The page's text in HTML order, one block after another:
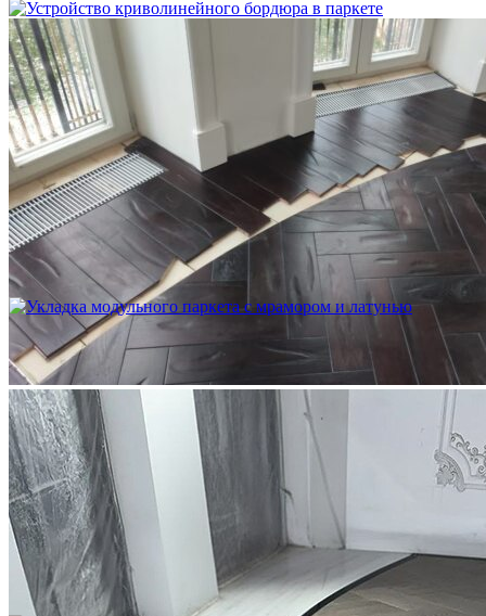
Устройство криволинейного бордюра в паркете
2 500 ₽
Укладка модульного паркета с мрамором и латунью
3 500 ₽